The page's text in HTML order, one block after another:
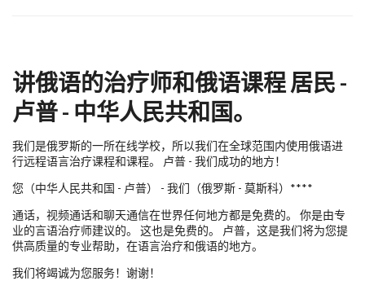
讲俄语的治疗师和俄语课程 居民 -
卢普 - 中华人民共和国。
我们是俄罗斯的一所在线学校，所以我们在全球范围内使用俄语进
行远程语言治疗课程和课程。 卢普 - 我们成功的地方！
您（中华人民共和国 - 卢普） - 我们（俄罗斯 - 莫斯科）****
通话，视频通话和聊天通信在世界任何地方都是免费的。 你是由专
业的言语治疗师建议的。 这也是免费的。 卢普，这是我们将为您提
供高质量的专业帮助，在语言治疗和俄语的地方。
我们将竭诚为您服务！谢谢！